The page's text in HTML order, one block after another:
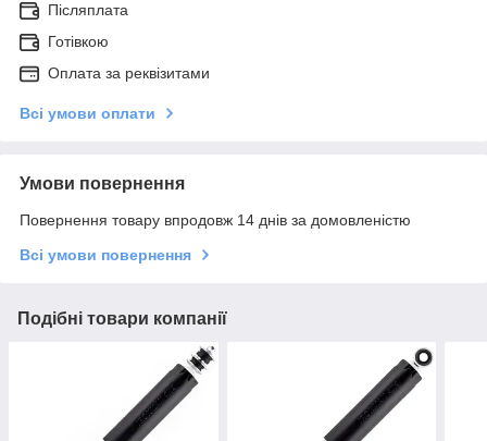
Післяплата
Готівкою
Оплата за реквізитами
Всі умови оплати
Умови повернення
Повернення товару впродовж 14 днів за домовленістю
Всі умови повернення
Подібні товари компанії